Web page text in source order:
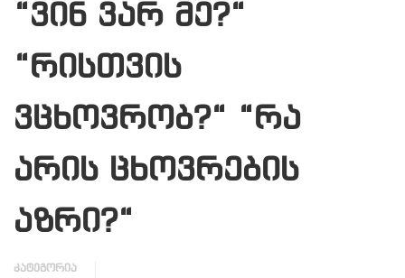
“ვინ ვარ მე?“
“რისთვის
ვცხოვრობ?“ “რა
არის ცხოვრების
აზრი?“
კატეგორია